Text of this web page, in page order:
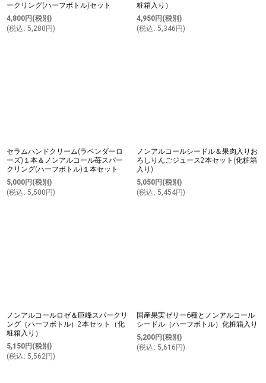
ークリング(ハーフボトル)セット
4,800円 (税別)
(税込 : 5,280 円)
粧箱入り）
4,950円 (税別)
(税込 : 5,346 円)
セラムハンドクリーム(ラベンダーロ
ーズ)１本＆ノンアルコール苺スパー
クリング(ハーフボトル)１本セット
5,000円 (税別)
(税込 : 5,500 円)
ノンアルコールシードル＆果肉入りお
ろしりんごジュース2本セット(化粧箱
入り)
5,050円 (税別)
(税込 : 5,454円)
ノンアルコールロゼ＆巨峰スパークリ
ング（ハーフボトル）2本セット（化
粧箱入り）
5,150円 (税別)
(税込 : 5,562円)
国産果実ゼリー6種とノンアルコール
シードル（ハーフボトル）化粧箱入り
5,200円 (税別)
(税込 : 5,616 円)